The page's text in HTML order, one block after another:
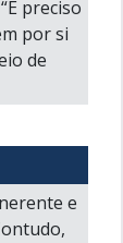
preciso
por si
de
e